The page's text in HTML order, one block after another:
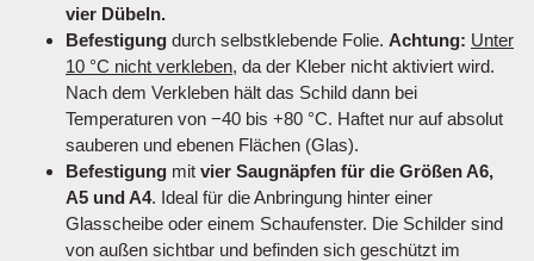
vier Dübeln.
Befestigung durch selbstklebende Folie. Achtung: Unter
10 °C nicht verkleben, da der Kleber nicht aktiviert wird.
Nach dem Verkleben hält das Schild dann bei
Temperaturen von −40 bis +80 °C. Haftet nur auf absolut
sauberen und ebenen Flächen (Glas).
Befestigung mit vier Saugnäpfen für die Größen A6,
A5 und A4. Ideal für die Anbringung hinter einer
Glasscheibe oder einem Schaufenster. Die Schilder sind
von außen sichtbar und befinden sich geschützt im